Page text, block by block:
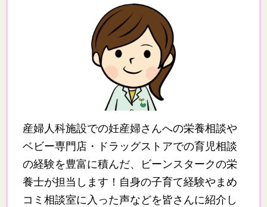
産婦人科施設での妊産婦さんへの栄養相談や
ベビー専門店・ドラッグストアでの育児相談
の経験を豊富に積んだ、ビーンスタークの栄
養士が担当します！自身の子育て経験やまめ
コミ相談室に入った声などを皆さんに紹介し